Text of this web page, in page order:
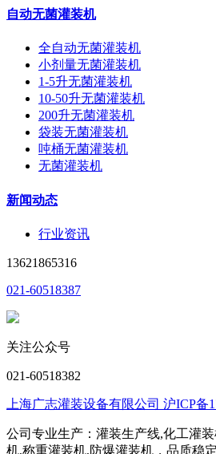
自动无菌灌装机
全自动无菌灌装机
小剂量无菌灌装机
1-5升无菌灌装机
10-50升无菌灌装机
200升无菌灌装机
袋装无菌灌装机
吨桶无菌灌装机
无菌灌装机
新闻动态
行业资讯
13621865316
021-60518387
关注公众号
021-60518382
上海广志灌装设备有限公司 沪ICP备
公司专业生产：灌装生产线,化工灌
机,称重灌装机,防爆灌装机，品质稳